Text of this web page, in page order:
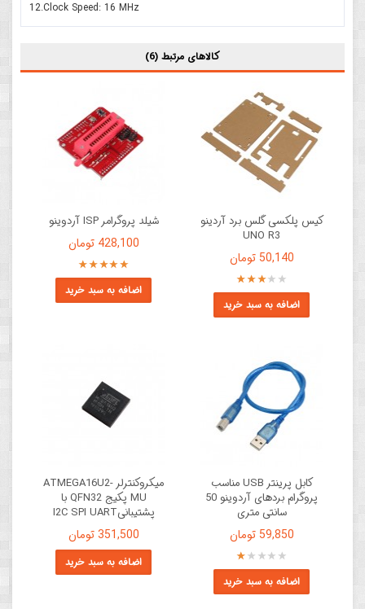
12.Clock Speed: 16 MHz
کالاهای مرتبط (6)
کیس پلکسی گلس برد آردینو
UNO R3
50,140 تومان
اضافه به سبد خرید
شیلد پروگرامر ISP آردوینو
428,100 تومان
اضافه به سبد خرید
کابل پرينتر USB مناسب
پروگرام بردهای آردوینو 50
سانتی متری
59,850 تومان
اضافه به سبد خرید
میکروکنترلر ATMEGA16U2-
MU پکیج QFN32 با
پشتیبانیI2C SPI UART
351,500 تومان
اضافه به سبد خرید